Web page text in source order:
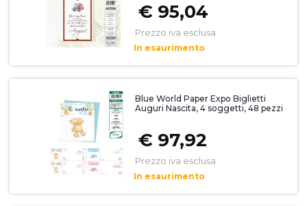
€ 95,04
Prezzo iva esclusa
In esaurimento
Blue World Paper Expo Biglietti
Auguri Nascita, 4 soggetti, 48 pezzi
€ 97,92
Prezzo iva esclusa
In esaurimento